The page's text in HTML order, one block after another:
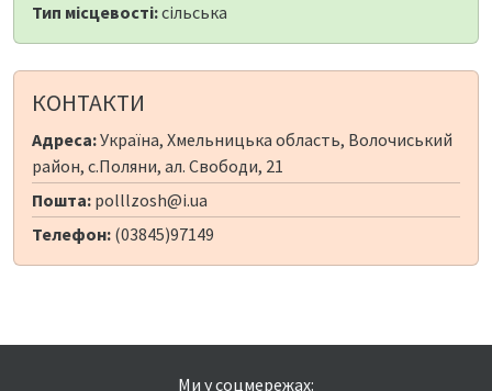
Тип місцевості:сільська
КОНТАКТИ
Адреса:Україна, Хмельницька область, Волочиський
район, с.Поляни, ал. Свободи, 21
Пошта: polllzosh@i.ua
Телефон: (03845)97149
Ми у соцмережах: